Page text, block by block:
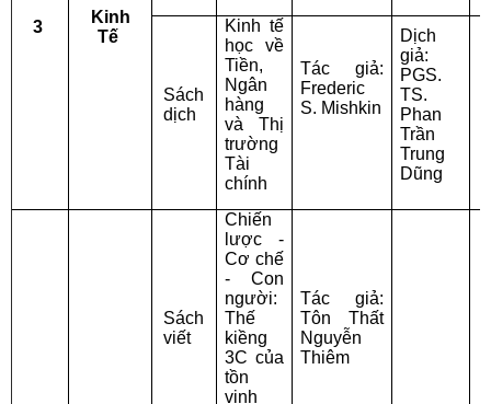
3
Kinh
Tế
Sách
dịch
Kinh tế
học về
Tiền,
Ngân
hàng
và Thị
trường
Tài
chính
Tác giả:
Frederic
S. Mishkin
Dịch
giả:
PGS.
TS.
Phan
Trần
Trung
Dũng
Sách
viết
Chiến
lược -
Cơ chế
- Con
người:
Thế
kiềng
3C của
tồn
vinh
Tác giả:
Tôn Thất
Nguyễn
Thiêm